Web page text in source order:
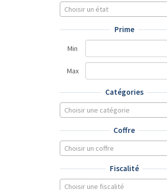
Choisir un état
Prime
Min
Max
Catégories
Choisir une catégorie
Coffre
Choisir un coffre
Fiscalité
Choisir une fiscalité